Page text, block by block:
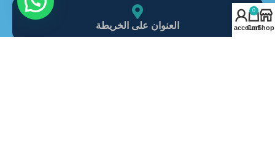
العنوان على الخريطة Shop
0
Cart
My account